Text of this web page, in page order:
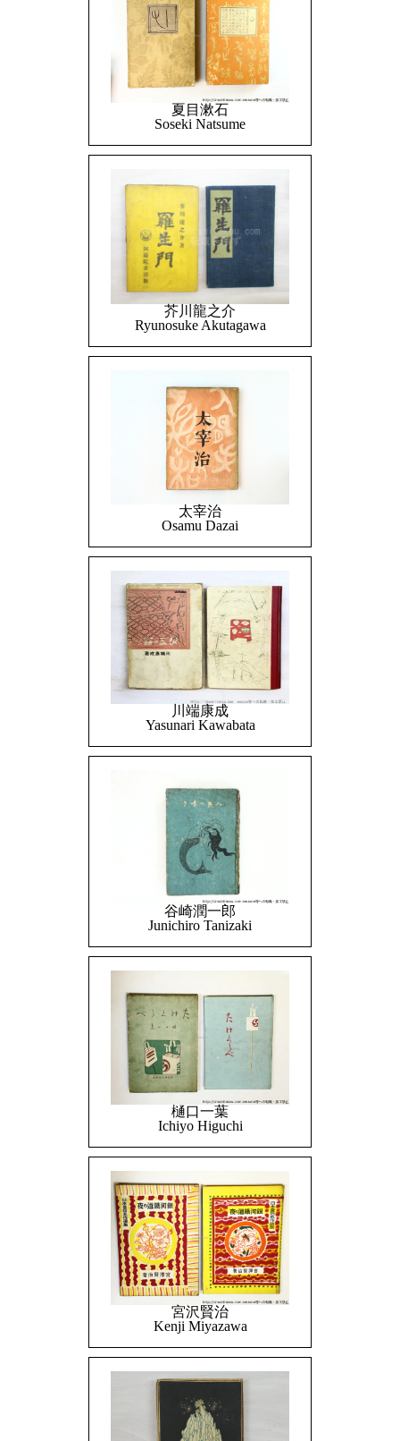
夏目漱石
Soseki Natsume
芥川龍之介
Ryunosuke Akutagawa
太宰治
Osamu Dazai
川端康成
Yasunari Kawabata
谷崎潤一郎
Junichiro Tanizaki
樋口一葉
Ichiyo Higuchi
宮沢賢治
Kenji Miyazawa